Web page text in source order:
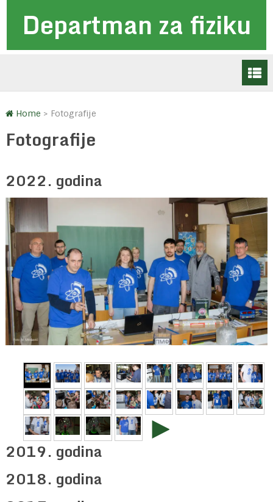
Departman za fiziku
Home > Fotografije
Fotografije
2022. godina
►
2019. godina
2018. godina